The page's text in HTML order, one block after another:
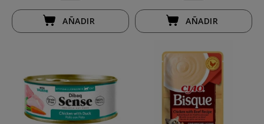
AÑADIR AÑADIR